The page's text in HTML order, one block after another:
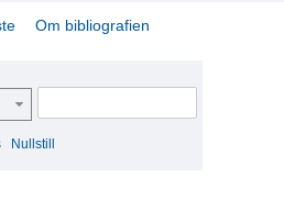
Om bibliografien
Nullstill